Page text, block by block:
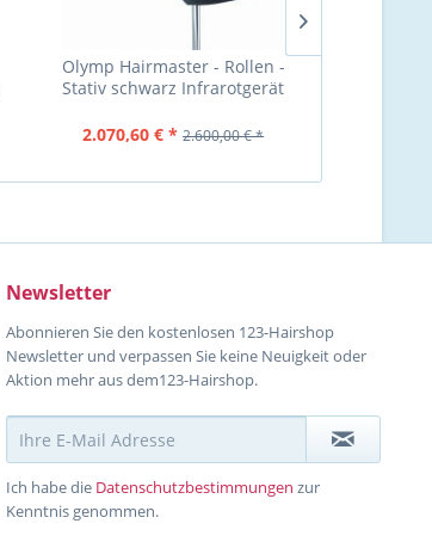
Olymp Hairmaster - Rollen -
Stativ schwarz Infrarotgerät
2.070,60 € * 2.600,00 € *
Newsletter
Abonnieren Sie den kostenlosen 123-Hairshop
Newsletter und verpassen Sie keine Neuigkeit oder
Aktion mehr aus dem123-Hairshop.
Ich habe die Datenschutzbestimmungen zur
Kenntnis genommen.